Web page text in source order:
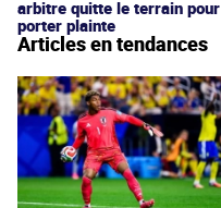
arbitre quitte le terrain pour
porter plainte
Articles en tendances